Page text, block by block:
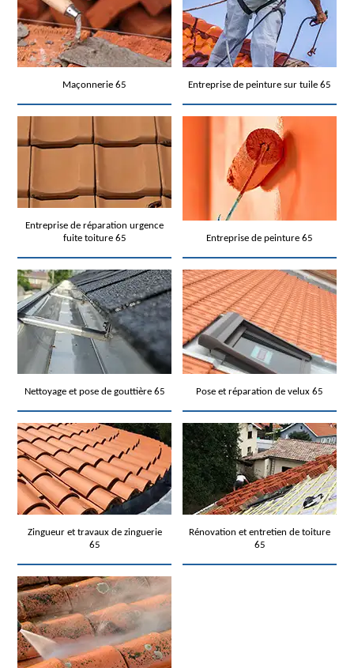
Maçonnerie 65 Entreprise de peinture sur tuile 65
Entreprise de réparation urgence
fuite toiture 65
Entreprise de peinture 65
Nettoyage et pose de gouttière 65 Pose et réparation de velux 65
Zingueur et travaux de zinguerie
65
Rénovation et entretien de toiture
65